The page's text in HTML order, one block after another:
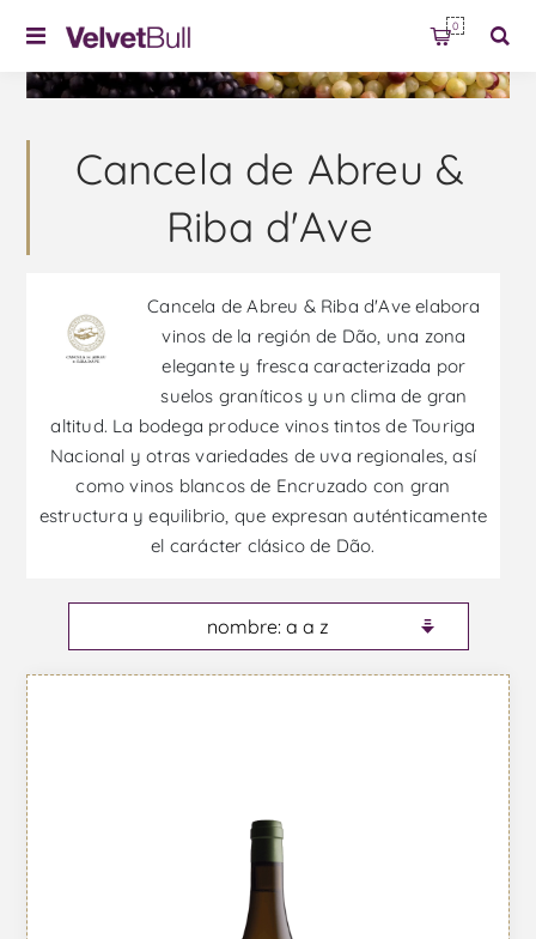
0
Cancela de Abreu &
Riba d'Ave
Cancela de Abreu & Riba d'Ave elabora
vinos de la región de Dão, una zona
elegante y fresca caracterizada por
suelos graníticos y un clima de gran
altitud. La bodega produce vinos tintos de Touriga
Nacional y otras variedades de uva regionales, así
como vinos blancos de Encruzado con gran
estructura y equilibrio, que expresan auténticamente
el carácter clásico de Dão.